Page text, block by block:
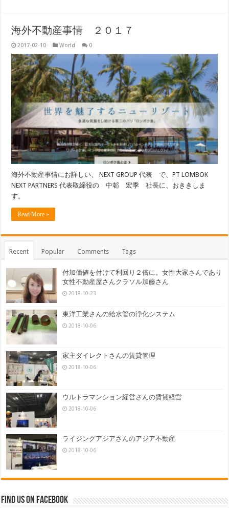
海外不動産事情 ２０１７
2017-02-10 World 0
海外不動産事情にお詳しい、 NEXT GROUP 代表 で、PT LOMBOK
NEXT PARTNERS 代表取締役の 中邨 宏季 社長に、おききしま
す。
Read More »
Recent Popular Comments Tags
付加価値を付けて利回り２倍に。女性大家さんであり
女性不動産屋さんクラソル加藤さん
2018-10-23
東洋工業さんの給水管の浄化システム
2018-10-06
家主ダイレクトさんの賃貸管理
2018-10-06
ウルトラマンション経営さんの賃貸経営
2018-10-06
ライジングアジアさんのアジア不動産
2018-10-06
Find us on Facebook